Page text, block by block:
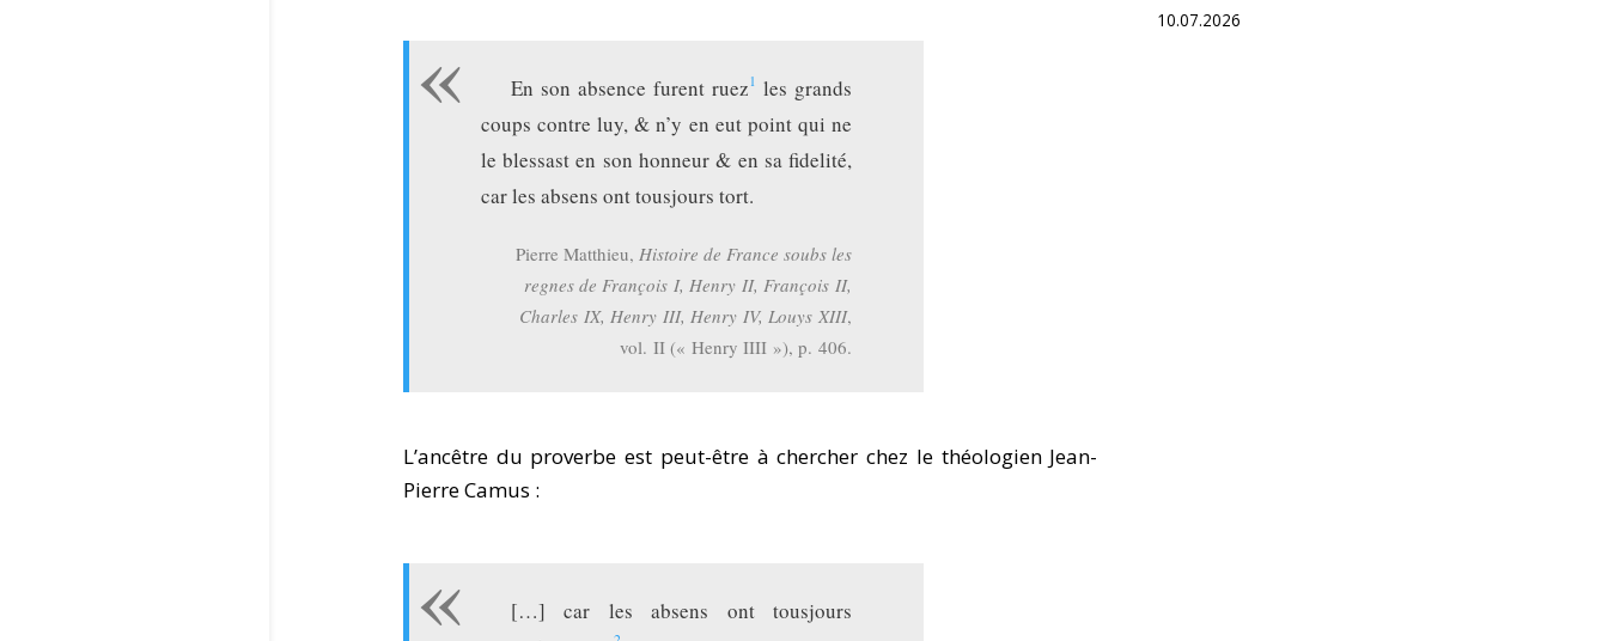
En son absence furent ruez1 les grands
coups contre luy, & n’y en eut point qui ne
le blessast en son honneur & en sa fidelité,
car les absens ont tousjours tort.
Pierre Matthieu, Histoire de France soubs les
regnes de François I, Henry II, François II,
Charles IX, Henry III, Henry IV, Louys XIII,
vol. II (« Henry IIII »), p. 406.
L’ancêtre du proverbe est peut-être à chercher chez le théologien Jean-
Pierre Camus :
[…] car les absens ont tousjours
10.07.2026